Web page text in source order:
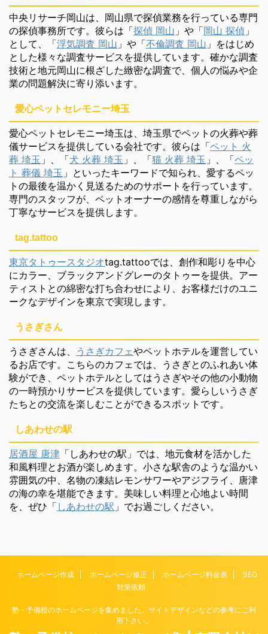
中央リサーチ岡山は、岡山県で探偵業務を行っている専門
の探偵事務所です。彼らは「探偵 岡山 」や「岡山 探偵 」
として、「浮気調査 岡山 」や「不倫調査 岡山 」をはじめ
とした様々な調査サービスを提供しています。確かな調査
技術と地元岡山に根ざした緻密な調査で、個人の悩みや企
業の問題解決に寄り添います。
愛心ペットセレモニー埼玉
愛心ペットセレモニー埼玉は、埼玉県でペットの火葬や葬
儀サービスを提供している会社です。彼らは「ペット 火
葬 埼玉 」、「犬 火葬 埼玉 」、「猫 火葬 埼玉 」、「ペッ
ト 葬儀 埼玉 」といったキーワードで知られ、愛するペッ
トの最後を温かく見送るためのサポートを行っています。
専門のスタッフが、ペットオーナーの感情を尊重しながら
丁寧なサービスを提供します。
tag.tattoo
東京タトゥースタジオtag.tattooでは、創作和彫りを中心
にカラー、ブラックアンドグレーのタトゥーを提供。アー
ティストとの綿密な打ち合わせにより、お客様だけのユニ
ークなデザインを東京で実現します。
うさぎさん
うさぎさんは、 うさぎカフェやペットホテルを運営してい
るお店です。こちらのカフェでは、うさぎとのふれあい体
験ができ、ペットホテルとしてはうさぎやその他の小動物
の一時預かりサービスを提供しています。愛らしいうさぎ
たちとの交流を楽しむことができるスポットです。
しあわせの駅
居酒屋 唐津 「しあわせの駅」では、地元食材を活かした
和風料理とお酒が楽しめます。小さな駅舎のような温かい
雰囲気の中、名物の凍結レモンサワーやアジフライ、唐津
の海の幸を堪能できます。美味しい料理と心地よい時間
を、ぜひ「 しあわせの駅 」でお過ごしください。
ホームページ作成 ホームページ修正 ホームページ料金表
SEO
対策依頼
塾・予備校のホームページを集めました。サイトデザインなどの参考にご利
用下さい。